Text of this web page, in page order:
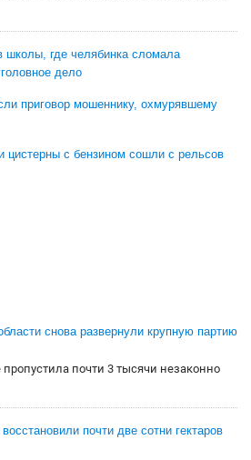
школы, где челябинка сломала
дело
приговор мошеннику, охмурявшему
цистерны с бензином сошли с рельсов
снова развернули крупную партию
почти 3 тысячи незаконно
почти две сотни гектаров